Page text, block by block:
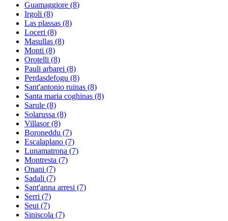
Guamaggiore (8)
Irgoli (8)
Las plassas (8)
Loceri (8)
Masullas (8)
Monti (8)
Orotelli (8)
Pauli arbarei (8)
Perdasdefogu (8)
Sant'antonio ruinas (8)
Santa maria coghinas (8)
Sarule (8)
Solarussa (8)
Villasor(8)
Boroneddu (7)
Escalaplano (7)
Lunamatrona (7)
Montresta (7)
Onani (7)
Sadali (7)
Sant'anna arresi (7)
Serri (7)
Seui (7)
Siniscola (7)